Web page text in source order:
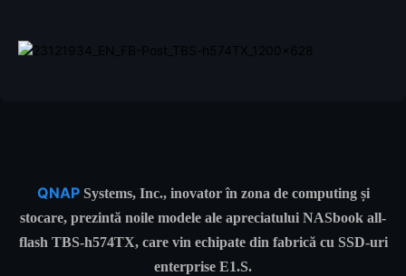
QNAPSystems, Inc.,inovator în zona de computing și
stocare, prezintă noile modele ale apreciatului NASbook all-
flash TBS-h574TX, care vin echipate din fabrică cu SSD-uri
enterprise E1.S.